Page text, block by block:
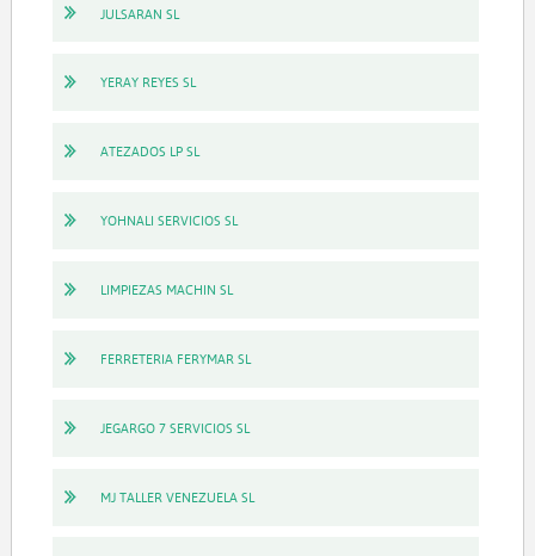
JULSARAN SL
YERAY REYES SL
ATEZADOS LP SL
YOHNALI SERVICIOS SL
LIMPIEZAS MACHIN SL
FERRETERIA FERYMAR SL
JEGARGO 7 SERVICIOS SL
MJ TALLER VENEZUELA SL